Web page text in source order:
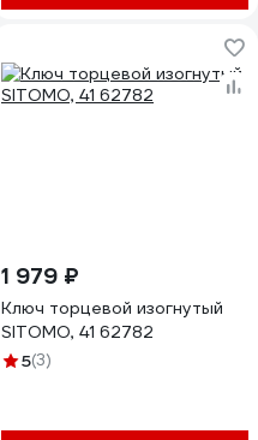
1 979 ₽
Ключ торцевой изогнутый
SITOMO, 41 62782
5(3)